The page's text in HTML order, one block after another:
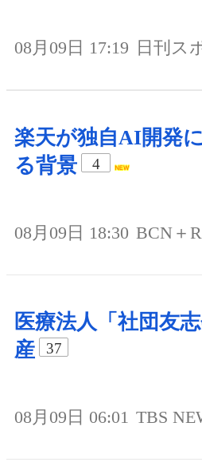
08月09日 17:19 日刊ス
楽天が独自AI開発
る背景
4
08月09日 18:30 BCN＋R
医療法人「社団友
産
37
08月09日 06:01 TBS